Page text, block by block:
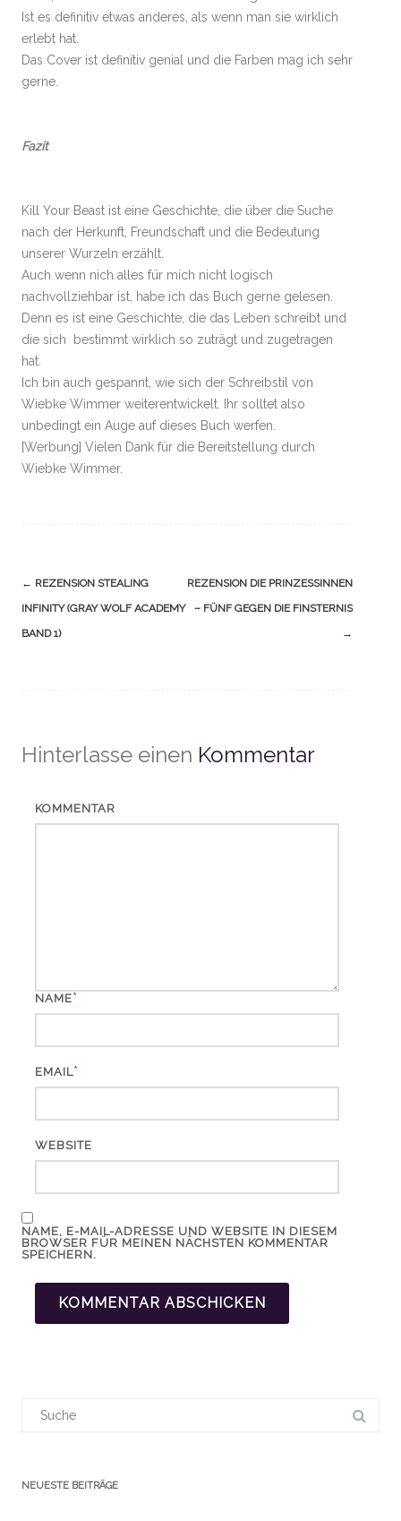
Ist es definitiv etwas anderes, als wenn man sie wirklich
erlebt hat.
Das Cover ist definitiv genial und die Farben mag ich sehr
gerne.
Fazit
Kill Your Beast ist eine Geschichte, die über die Suche
nach der Herkunft, Freundschaft und die Bedeutung
unserer Wurzeln erzählt.
Auch wenn nich alles für mich nicht logisch
nachvollziehbar ist, habe ich das Buch gerne gelesen.
Denn es ist eine Geschichte, die das Leben schreibt und
die sich bestimmt wirklich so zuträgt und zugetragen
hat.
Ich bin auch gespannt, wie sich der Schreibstil von
Wiebke Wimmer weiterentwickelt. Ihr solltet also
unbedingt ein Auge auf dieses Buch werfen.
[Werbung] Vielen Dank für die Bereitstellung durch
Wiebke Wimmer.
Navigation
(Beiträge)
← REZENSION STEALING
INFINITY (GRAY WOLF ACADEMY
BAND 1)
REZENSION DIE PRINZESSINNEN
– FÜNF GEGEN DIE FINSTERNIS
→
Hinterlasse einen Kommentar
KOMMENTAR
NAME*
EMAIL*
WEBSITE
NAME, E-MAIL-ADRESSE UND WEBSITE IN DIESEM
BROWSER FÜR MEINEN NÄCHSTEN KOMMENTAR
SPEICHERN.
NEUESTE BEITRÄGE